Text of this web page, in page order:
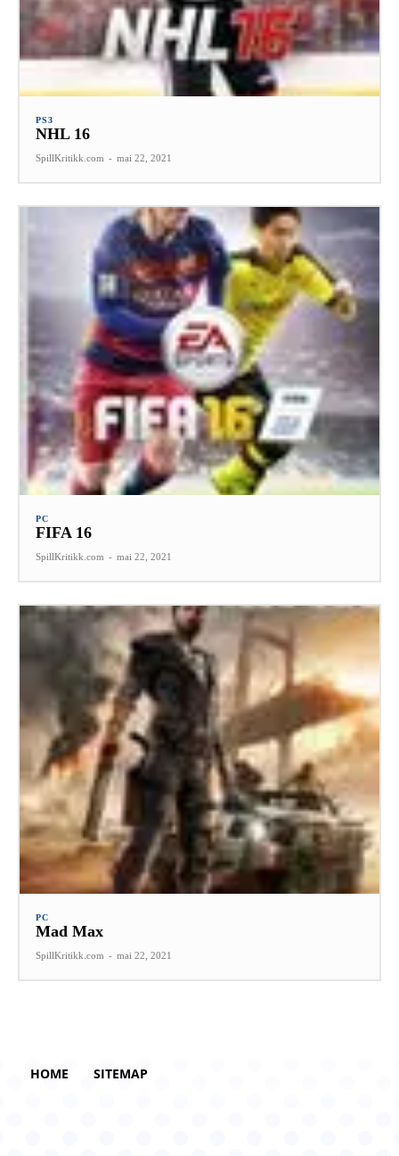
PS3
NHL 16
SpillKritikk.com - mai 22, 2021
PC
FIFA 16
SpillKritikk.com - mai 22, 2021
PC
Mad Max
SpillKritikk.com - mai 22, 2021
HOME SITEMAP